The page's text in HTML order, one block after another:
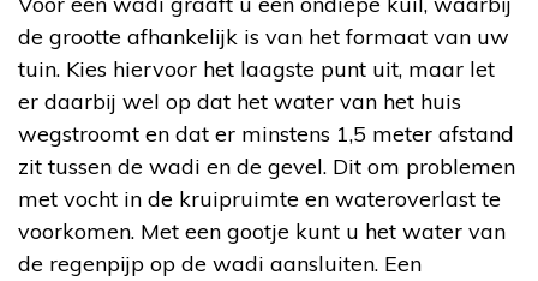
de grootte afhankelijk is van het formaat van uw
tuin. Kies hiervoor het laagste punt uit, maar let
er daarbij wel op dat het water van het huis
wegstroomt en dat er minstens 1,5 meter afstand
zit tussen de wadi en de gevel. Dit om problemen
met vocht in de kruipruimte en wateroverlast te
voorkomen. Met een gootje kunt u het water van
de regenpijp op de wadi aansluiten. Een